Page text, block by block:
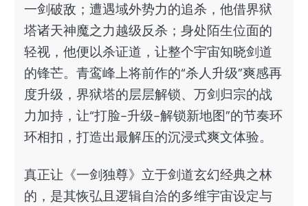
一剑破敌；遭遇域外势力的追杀，他借界狱
塔诸天神魔之力越级反杀；身处陌生位面的
轻视，他便以杀证道，让整个宇宙知晓剑道
的锋芒。青鸾峰上将前作的“杀人升级”爽感再
度升级，界狱塔的层层解锁、万剑归宗的战
力加持，让“打脸-升级-解锁新地图”的节奏环
环相扣，打造出最解压的沉浸式爽文体验。
真正让《一剑独尊》立于剑道玄幻经典之林
的，是其恢弘且逻辑自洽的多维宇宙设定与